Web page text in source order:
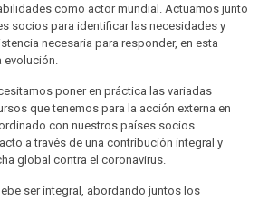
como actor mundial. Actuamos junto
socios para identificar las necesidades y
necesaria para responder, en esta
evolución.
poner en práctica las variadas
que tenemos para la acción externa en
con nuestros países socios.
a través de una contribución integral y
global contra el coronavirus.
ser integral, abordando juntos los